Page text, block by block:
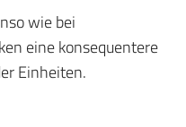
wie bei
eine konsequentere
Einheiten.